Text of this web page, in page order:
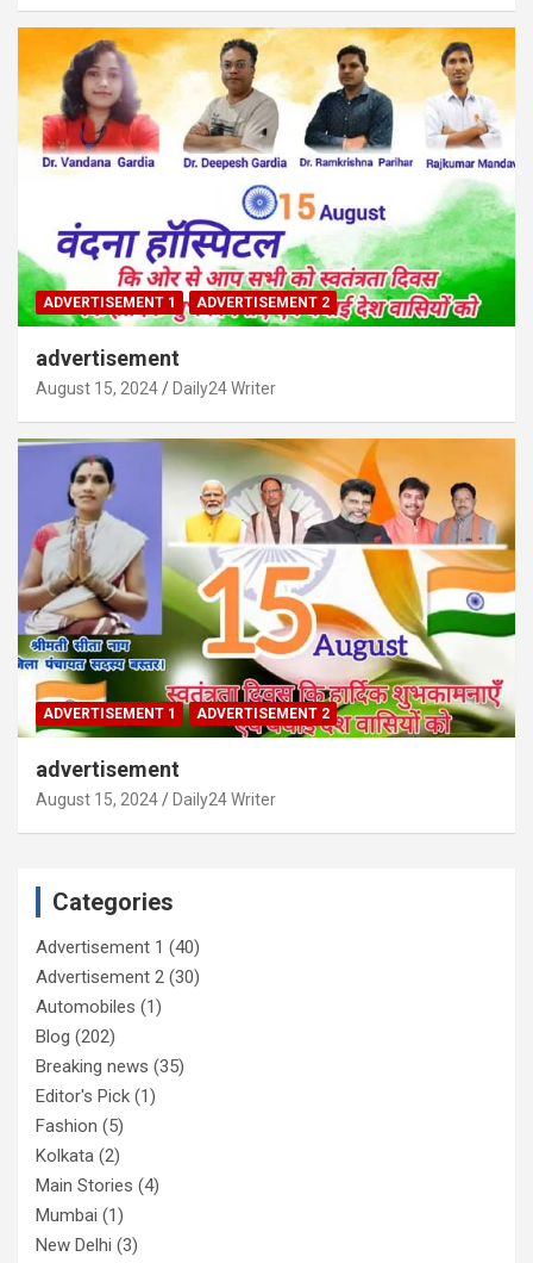
ADVERTISEMENT 1 ADVERTISEMENT 2
advertisement
August 15, 2024 Daily24 Writer
ADVERTISEMENT 1 ADVERTISEMENT 2
advertisement
August 15, 2024 Daily24 Writer
Categories
Advertisement 1 (40)
Advertisement 2 (30)
Automobiles (1)
Blog (202)
Breaking news (35)
Editor's Pick (1)
Fashion (5)
Kolkata (2)
Main Stories (4)
Mumbai (1)
New Delhi (3)